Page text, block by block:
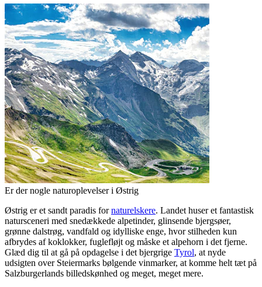
Er der nogle naturoplevelser i Østrig
Østrig er et sandt paradis fornaturelskere. Landet huser et fantastisk
natursceneri med snedækkede alpetinder, glinsende bjergsøer,
grønne dalstrøg, vandfald og idylliske enge, hvor stilheden kun
afbrydes af koklokker, fuglefløjt og måske et alpehorn i det fjerne.
Glæd dig til at gå på opdagelse i det bjergrige Tyrol, at nyde
udsigten over Steiermarks bølgende vinmarker, at komme helt tæt på
Salzburgerlands billedskønhed og meget, meget mere.